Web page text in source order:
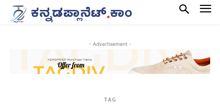
- Advertisement -
TAG